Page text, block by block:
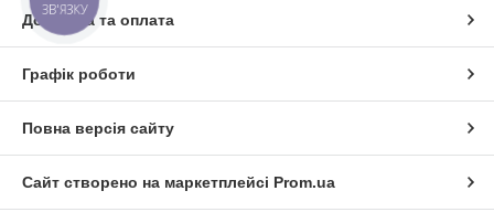
Доставка та оплата
Графік роботи
Повна версія сайту
Сайт створено на маркетплейсі Prom.ua
ЗВ'ЯЗКУ